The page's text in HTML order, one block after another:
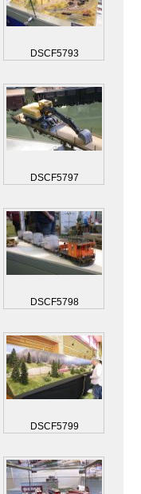
DSCF5793
DSCF5797
DSCF5798
DSCF5799